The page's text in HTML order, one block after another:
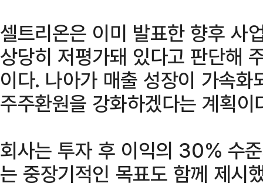
셀트리온은 이미 발표한 향후 사
상당히 저평가돼 있다고 판단해
이다. 나아가 매출 성장이 가속
주주환원을 강화하겠다는 계획이
회사는 투자 후 이익의 30% 수
는 중장기적인 목표도 함께 제시